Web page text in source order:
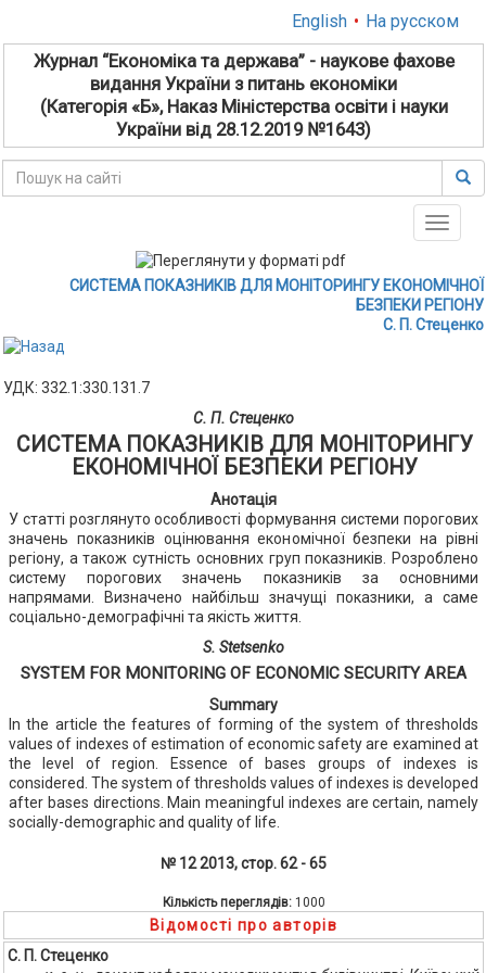
English • На русском
Журнал “Економіка та держава” - наукове фахове
видання України з питань економіки
(Категорія «Б», Наказ Міністерства освіти і науки
України від 28.12.2019 №1643)
Toggle
СИСТЕМА ПОКАЗНИКІВ ДЛЯ МОНІТОРИНГУ ЕКОНОМІЧНОЇ
БЕЗПЕКИ РЕГІОНУ
С. П. Стеценко
УДК: 332.1:330.131.7
С. П. Стеценко
СИСТЕМА ПОКАЗНИКІВ ДЛЯ МОНІТОРИНГУ
ЕКОНОМІЧНОЇ БЕЗПЕКИ РЕГІОНУ
Анотація
У статті розглянуто особливості формування системи порогових
значень показників оцінювання економічної безпеки на рівні
регіону, а також сутність основних груп показників. Розроблено
систему порогових значень показників за основними
напрямами. Визначено найбільш значущі показники, а саме
соціально-демографічні та якість життя.
S. Stetsenko
SYSTEM FOR MONITORING OF ECONOMIC SECURITY AREA
Summary
In the article the features of forming of the system of thresholds
values of indexes of estimation of economic safety are examined at
the level of region. Essence of bases groups of indexes is
considered. The system of thresholds values of indexes is developed
after bases directions. Main meaningful indexes are certain, namely
socially-demographic and quality of life.
№ 12 2013, стор. 62 - 65
Кількість переглядів: 1000
Відомості про авторів
С. П. Стеценко